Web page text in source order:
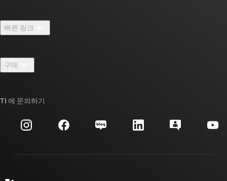
채용
뉴스룸
이벤트
투자 관계
빠른 링크
TI E2E™ 설계 지원 포럼
대체품 검색
고객 지원 센터
구매
주문 FAQ
TI 에 문의하기